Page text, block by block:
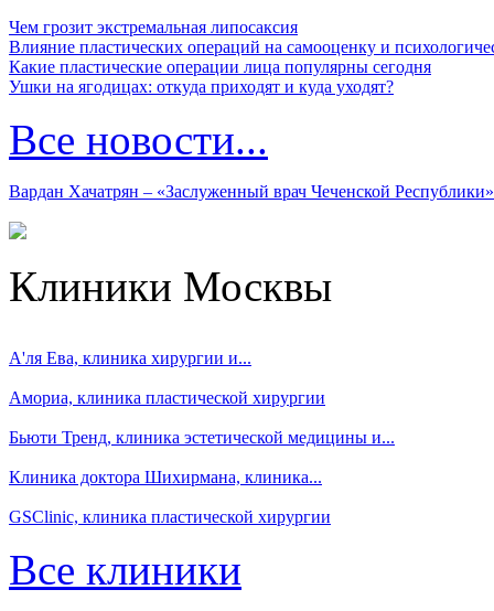
Чем грозит экстремальная липосаксия
Влияние пластических операций на самооценку и
Какие пластические операции лица популярны сегодня
Ушки на ягодицах: откуда приходят и куда уходят?
Все новости...
Вардан Хачатрян – «Заслуженный врач Чеченской Республики»
Клиники Москвы
А'ля Ева, клиника хирургии и...
Амориа, клиника пластической хирургии
Бьюти Тренд, клиника эстетической медицины и...
Клиника доктора Шихирмана, клиника...
GSClinic, клиника пластической хирургии
Все клиники